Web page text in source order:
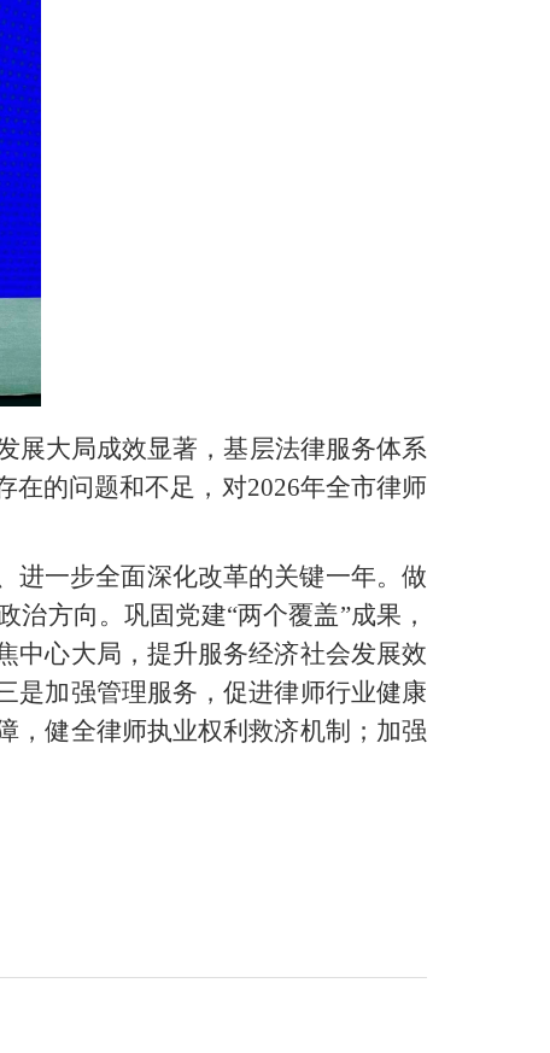
展大局成效显著，基层法律服务体系
在的问题和不足，对2026年全市律师
进一步全面深化改革的关键一年。做
方向。巩固党建“两个覆盖”成果，
中心大局，提升服务经济社会发展效
是加强管理服务，促进律师行业健康
，健全律师执业权利救济机制；加强